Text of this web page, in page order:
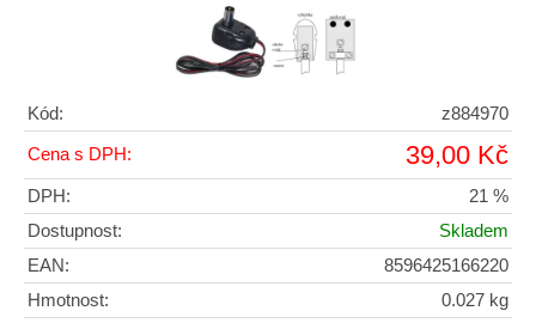
Kód: z884970
Cena s DPH: 39,00 Kč
DPH:
21 %
Dostupnost:
Skladem
EAN:
8596425166220
Hmotnost:
0.027 kg